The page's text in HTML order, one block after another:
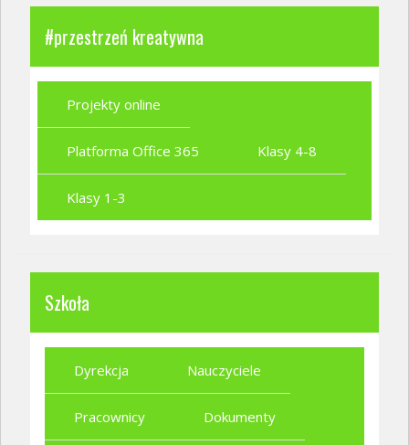
#przestrzeń kreatywna
Projekty online
Platforma Office 365 Klasy 4-8
Klasy 1-3
Szkoła
Dyrekcja Nauczyciele
Pracownicy Dokumenty